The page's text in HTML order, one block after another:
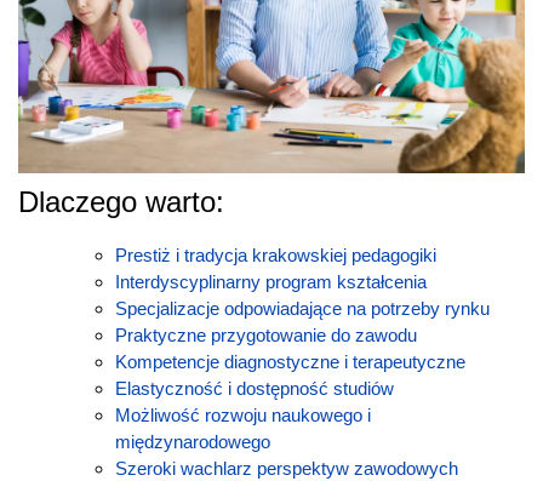
Dlaczego warto:
Prestiż i tradycja krakowskiej pedagogiki
Interdyscyplinarny program kształcenia
Specjalizacje odpowiadające na potrzeby rynku
Praktyczne przygotowanie do zawodu
Kompetencje diagnostyczne i terapeutyczne
Elastyczność i dostępność studiów
Możliwość rozwoju naukowego i
międzynarodowego
Szeroki wachlarz perspektyw zawodowych